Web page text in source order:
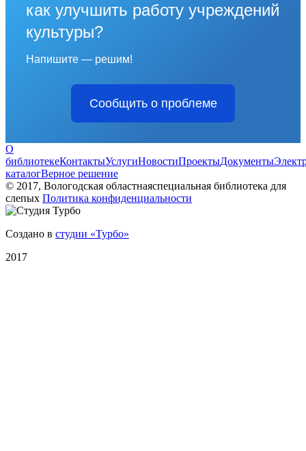
как улучшить работу учреждений
культуры?
Напишите — решим!
Сообщить о проблеме
О
библиотекеКонтактыУслугиНовостиПроектыДокументы
каталогВерное решение
© 2017, Вологодская областнаяспециальная библиотека для
слепых Политика конфиденциальности
Создано в студии «Турбо»
2017